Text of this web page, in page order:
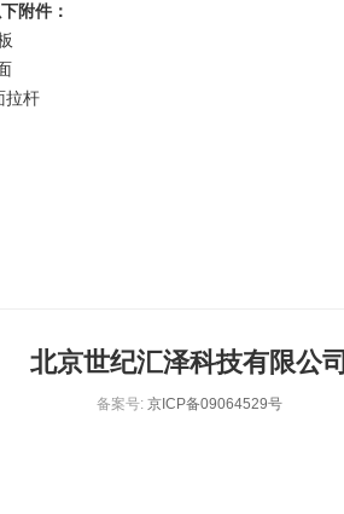
附件：
杆
北京世纪汇泽科技有限公司
备案号: 京ICP备09064529号